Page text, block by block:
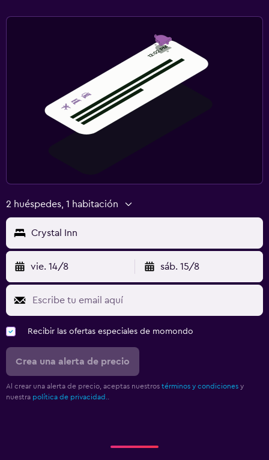
2 huéspedes, 1 habitación
Crystal Inn
vie. 14/8 sáb. 15/8
Recibir las ofertas especiales de momondo
Crea una alerta de precio
Al crear una alerta de precio, aceptas nuestros términos y condiciones y
nuestra política de privacidad.